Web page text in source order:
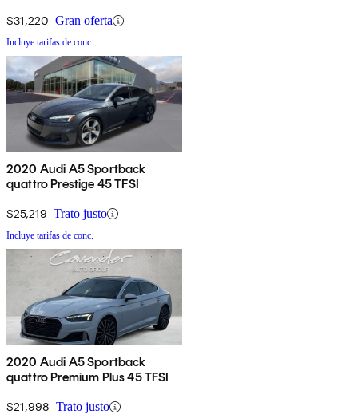
$31,220 Gran oferta
Incluye tarifas de conc.
2020 Audi A5 Sportback
quattro Prestige 45 TFSI
$25,219 Trato justo
Incluye tarifas de conc.
2020 Audi A5 Sportback
quattro Premium Plus 45 TFSI
$21,998 Trato justo